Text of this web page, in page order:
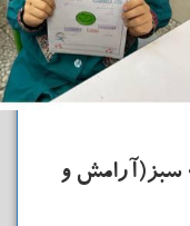
سبز(آرامش و